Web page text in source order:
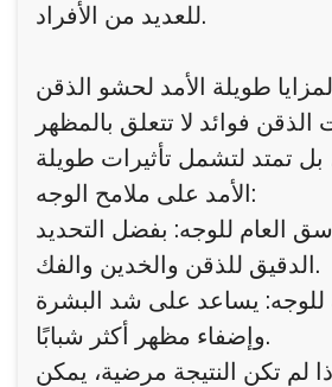
للعديد من الأفراد.
طويلة الأمد لحشو الذقن
فوائد لا تتعلق بالمظهر
تمتد لتشمل تأثيرات طويلة
الأمد على ملامح الوجه:
العام للوجه: بفضل التحديد
الدقيق للذقن والخدين والفك.
للوجه: يساعد على شد البشرة
وإضفاء مظهر أكثر شبابًا.
لم تكن النتيجة مرضية، يمكن